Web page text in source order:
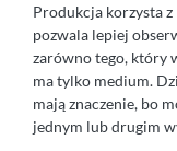
Produkcja korzysta
pozwala lepiej
zarówno tego, który
ma tylko medium.
mają znaczenie, bo
jednym lub drugim